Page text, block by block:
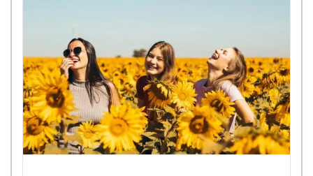
hatással rendelkezhetnek, amely egyénenként eltérő lehet, jelölésük,
megjelenítésük, és reklámozásuk során nem engedélyezett a
készítményeknek betegséget megelőző vagy gyógyító
hatást tulajdonítani.
A termék nem helyettesíti a kiegyensúlyozott, vegyes étrendet és az
egészséges életmódot!
A termék nem gyógyít betegségeket! A termék nem az orvosi kezelés